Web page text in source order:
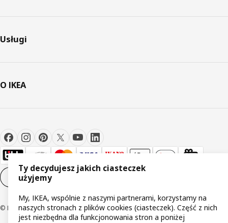
Usługi
O IKEA
Ustawienia plików cookie
© Inter IKEA Systems B.V 1999-2026
Ty decydujesz jakich ciasteczek
użyjemy
My, IKEA, wspólnie z naszymi partnerami, korzystamy na
naszych stronach z plików cookies (ciasteczek). Część z nich
jest niezbędna dla funkcjonowania stron a poniżej